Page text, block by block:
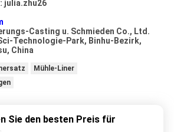
julia.zhu26
Casting u. Schmieden Co., Ltd.
Technologie-Park, Binhu-Bezirk,
China
Mühle-Liner
Sie den besten Preis für